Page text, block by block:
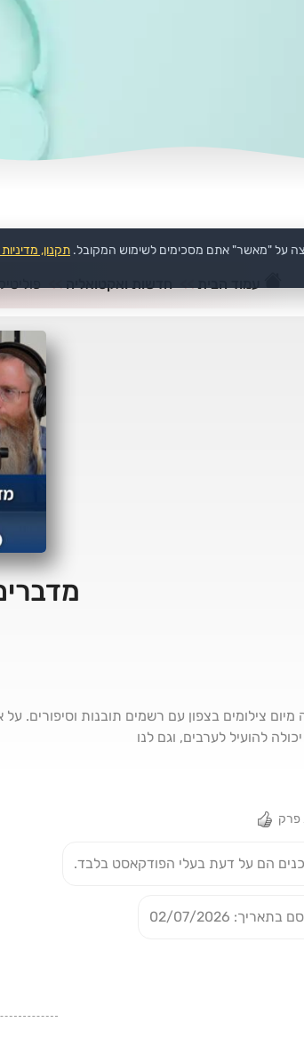
עמוד הבית >> חדשות ואקטואליה >>
מיום צילומים בצפון עם רשמים תובנות וסיפורים.
להועיל לערבים, וגם לנו
פרק
הם על דעת בעלי הפודקאסט בלבד.
בתאריך: 02/07/2026
על "מאשר" אתם מסכימים לשימוש המקובל. תקנון,